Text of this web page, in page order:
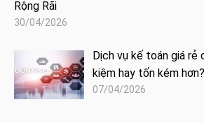
Rộng Rãi
30/04/2026
Dịch vụ kế toán giá
kiệm hay tốn kém hơn?
07/04/2026